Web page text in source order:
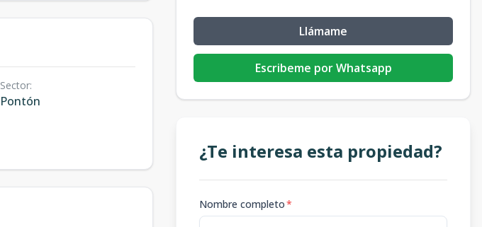
Sector:
Pontón
Llámame
Escribeme por Whatsapp
¿Te interesa esta propiedad?
Nombre completo*